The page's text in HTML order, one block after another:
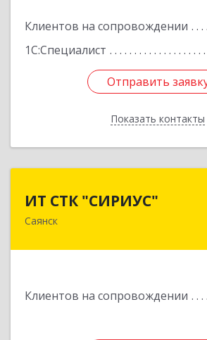
Клиентов на сопровождении
1С:Специалист
Отправить
Показать контакты
Отправить
Назад
ИТ СТК "СИРИУС"
Саянск
Клиентов на сопровождении
666303, Иркутская обл,